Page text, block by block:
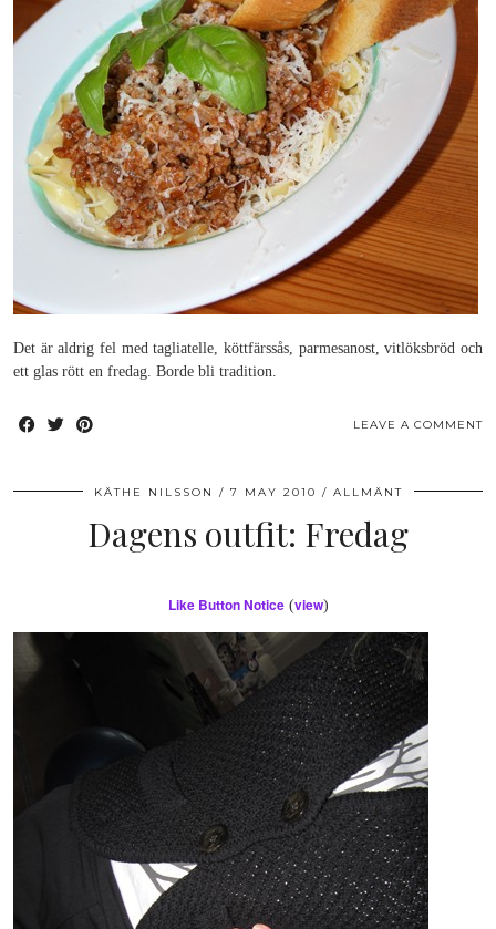
Det är aldrig fel med tagliatelle, köttfärssås, parmesanost, vitlöksbröd och
ett glas rött en fredag. Borde bli tradition.
LEAVE A COMMENT
KÄTHE NILSSON 7 MAY 2010 ALLMÄNT
Dagens outfit: Fredag
Like Button Notice(view)